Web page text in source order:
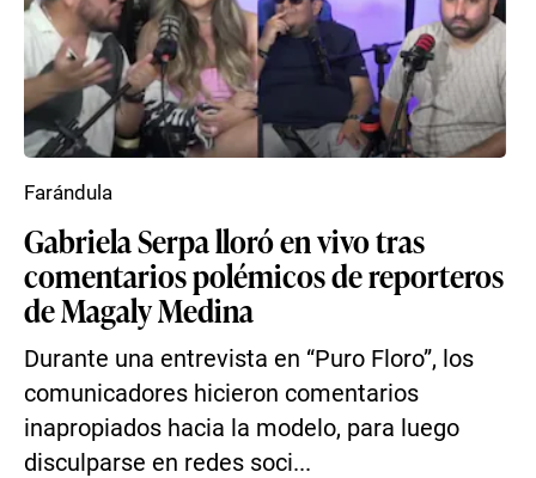
Gabriela Serpa lloró en vivo tras
comentarios polémicos de reporteros
de Magaly Medina
Durante una entrevista en “Puro Floro”, los
comunicadores hicieron comentarios
inapropiados hacia la modelo, para luego
disculparse en redes soci...
Farándula